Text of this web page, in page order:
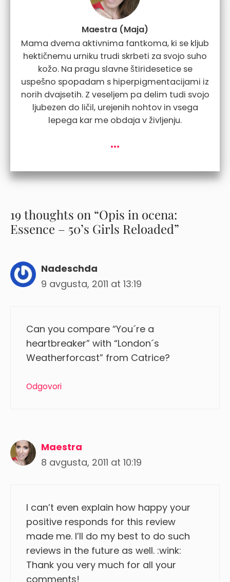
Maestra (Maja)
Mama dvema aktivnima fantkoma, ki se kljub
hektičnemu urniku trudi skrbeti za svojo suho
kožo. Na pragu slavne štiridesetice se
uspešno spopadam s hiperpigmentacijami iz
norih dvajsetih. Z veseljem pa delim tudi svojo
ljubezen do ličil, urejenih nohtov in vsega
lepega kar me obdaja v življenju.
...
19 thoughts on “Opis in ocena:
Essence – 50’s Girls Reloaded”
Nadeschda
9 avgusta, 2011 at 13:19
Can you compare “You´re a
heartbreaker” with “London´s
Weatherforcast” from Catrice?
Odgovori
Maestra
8 avgusta, 2011 at 10:19
I can’t even explain how happy your
positive responds for this review
made me. I’ll do my best to do such
reviews in the future as well. :wink:
Thank you very much for all your
comments!